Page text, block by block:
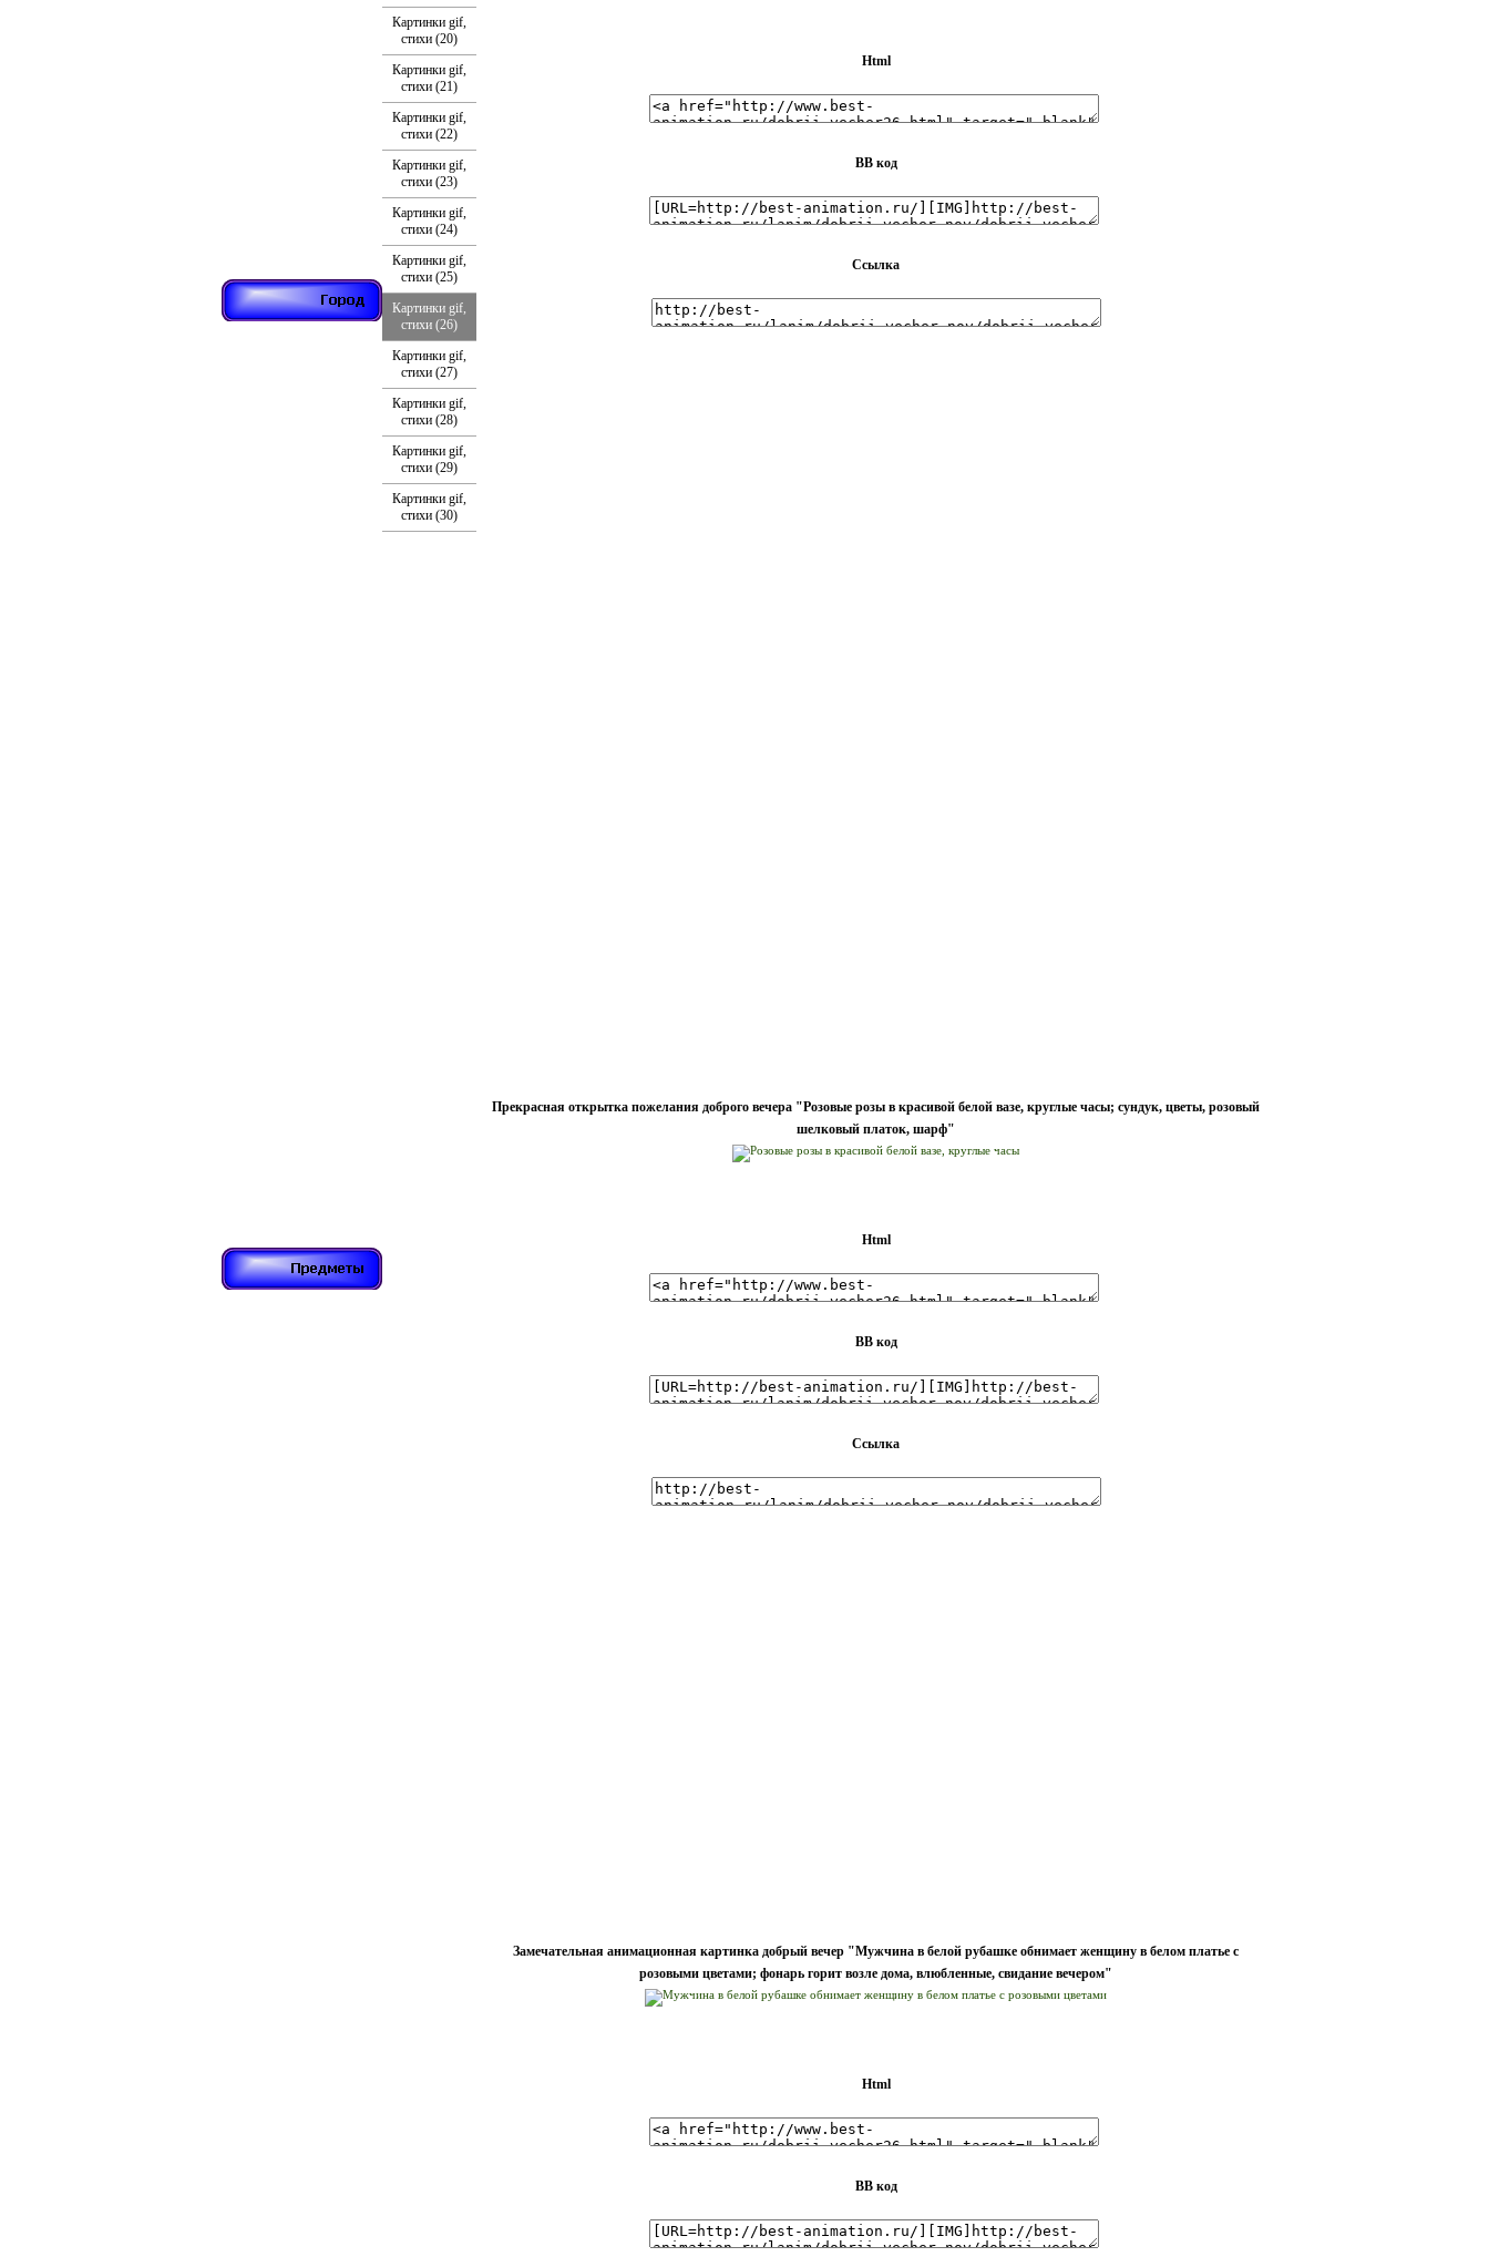
Картинки gif,
стихи (20)
Картинки gif,
стихи (21)
Картинки gif,
стихи (22)
Картинки gif,
стихи (23)
Картинки gif,
стихи (24)
Картинки gif,
стихи (25)
Картинки gif,
стихи (26)
Картинки gif,
стихи (27)
Картинки gif,
стихи (28)
Картинки gif,
стихи (29)
Картинки gif,
стихи (30)
Html
BB код
Ссылка
Прекрасная открытка пожелания доброго вечера "Розовые розы в красивой белой вазе, круглые часы; сундук, цветы, розовый
шелковый платок, шарф"
Html
BB код
Ссылка
Замечательная анимационная картинка добрый вечер "Мужчина в белой рубашке обнимает женщину в белом платье с
розовыми цветами; фонарь горит возле дома, влюбленные, свидание вечером"
Html
BB код